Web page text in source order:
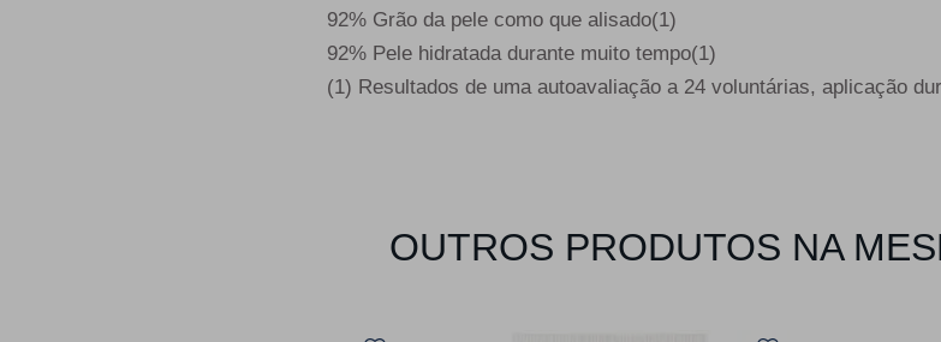
92% Grão da pele como que alisado(1)
92% Pele hidratada durante muito tempo(1)
(1) Resultados de uma autoavaliação a 24 voluntárias, aplicação
OUTROS PRODUTOS NA